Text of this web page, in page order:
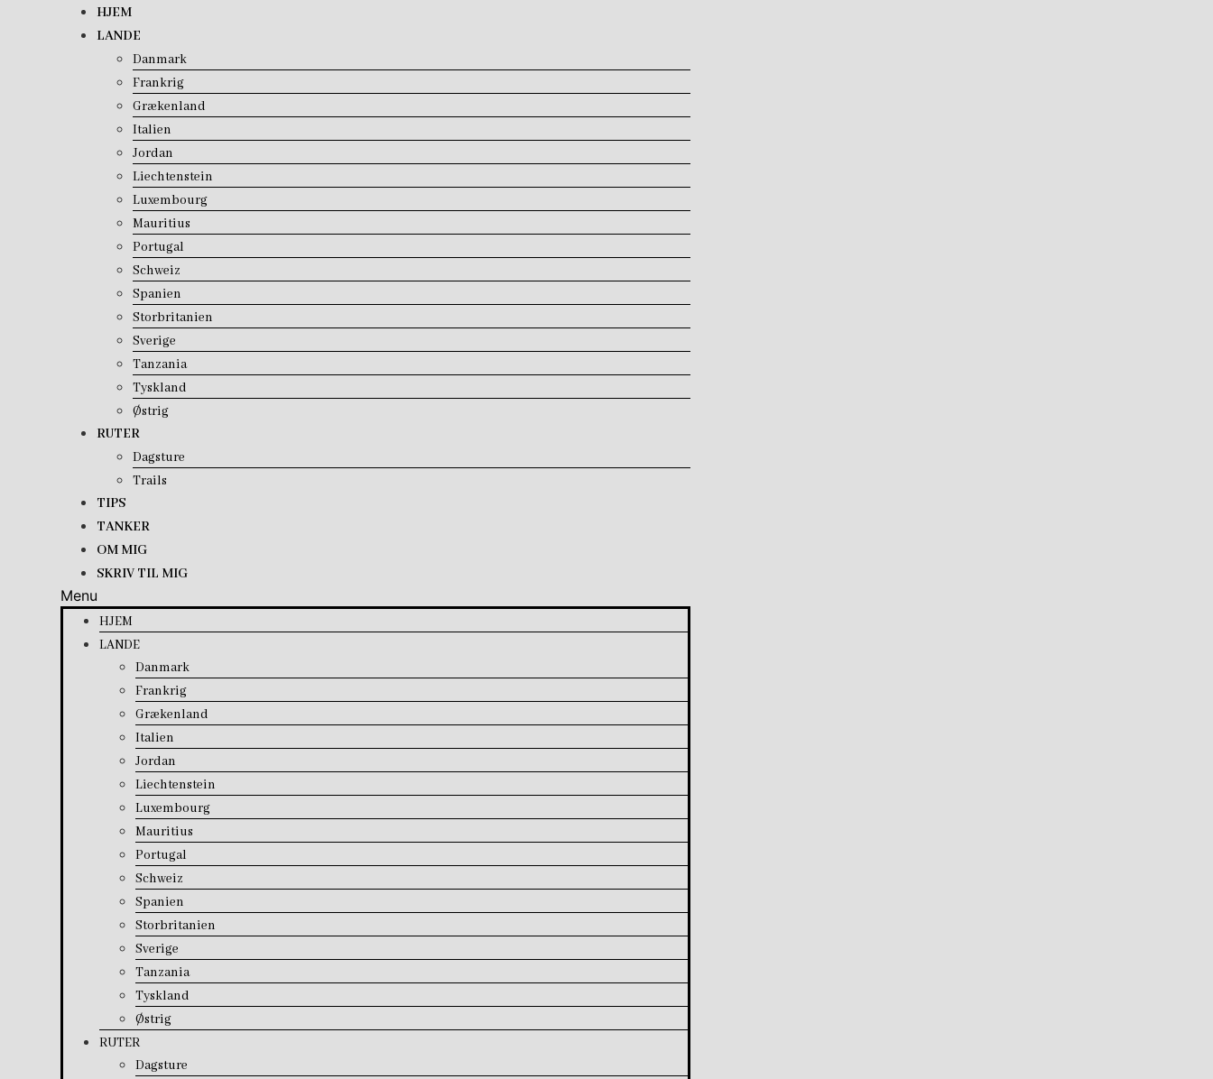
HJEM
LANDE
Danmark
Frankrig
Grækenland
Italien
Jordan
Liechtenstein
Luxembourg
Mauritius
Portugal
Schweiz
Spanien
Storbritanien
Sverige
Tanzania
Tyskland
Østrig
RUTER
Dagsture
Trails
TIPS
TANKER
OM MIG
SKRIV TIL MIG
Menu
HJEM
LANDE
Danmark
Frankrig
Grækenland
Italien
Jordan
Liechtenstein
Luxembourg
Mauritius
Portugal
Schweiz
Spanien
Storbritanien
Sverige
Tanzania
Tyskland
Østrig
RUTER
Dagsture